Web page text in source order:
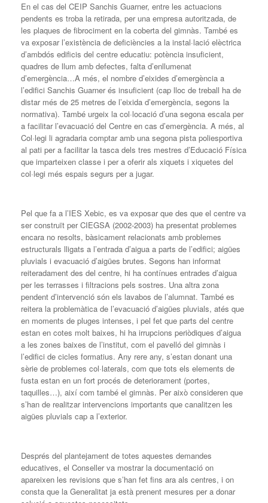
En el cas del CEIP Sanchis Guarner, entre les actuacions
pendents es troba la retirada, per una empresa autoritzada, de
les plaques de fibrociment en la coberta del gimnàs. També es
va exposar l’existència de deficiències a la instal·lació elèctrica
d’ambdós edificis del centre educatiu: potència insuficient,
quadres de llum amb defectes, falta d’enllumenat
d’emergència…A més, el nombre d’eixides d’emergència a
l’edifici Sanchis Guarner és insuficient (cap lloc de treball ha de
distar més de 25 metres de l’eixida d’emergència, segons la
normativa). També urgeix la col·locació d’una segona escala per
a facilitar l’evacuació del Centre en cas d’emergència. A més, al
Col·legi li agradaria comptar amb una segona pista poliesportiva
al pati per a facilitar la tasca dels tres mestres d’Educació Física
que imparteixen classe i per a oferir als xiquets i xiquetes del
col·legi més espais segurs per a jugar.
Pel que fa a l’IES Xebic, es va exposar que des que el centre va
ser construït per CIEGSA (2002-2003) ha presentat problemes
encara no resolts, bàsicament relacionats amb problemes
estructurals lligats a l’entrada d’aigua a parts de l’edifici; aigües
pluvials i evacuació d’aigües brutes. Segons han informat
reiteradament des del centre, hi ha contínues entrades d’aigua
per les terrasses i filtracions pels sostres. Una altra zona
pendent d’intervenció són els lavabos de l’alumnat. També es
reitera la problemàtica de l’evacuació d’aigües pluvials, atés que
en moments de pluges intenses, i pel fet que parts del centre
estan en cotes molt baixes, hi ha irrupcions periòdiques d’aigua
a les zones baixes de l’institut, com el pavelló del gimnàs i
l’edifici de cicles formatius. Any rere any, s’estan donant una
sèrie de problemes col·laterals, com que tots els elements de
fusta estan en un fort procés de deteriorament (portes,
taquilles…), així com també el gimnàs. Per això consideren que
s’han de realitzar intervencions importants que canalitzen les
aigües pluvials cap a l’exterior.
Després del plantejament de totes aquestes demandes
educatives, el Conseller va mostrar la documentació on
apareixen les revisions que s’han fet fins ara als centres, i on
consta que la Generalitat ja està prenent mesures per a donar